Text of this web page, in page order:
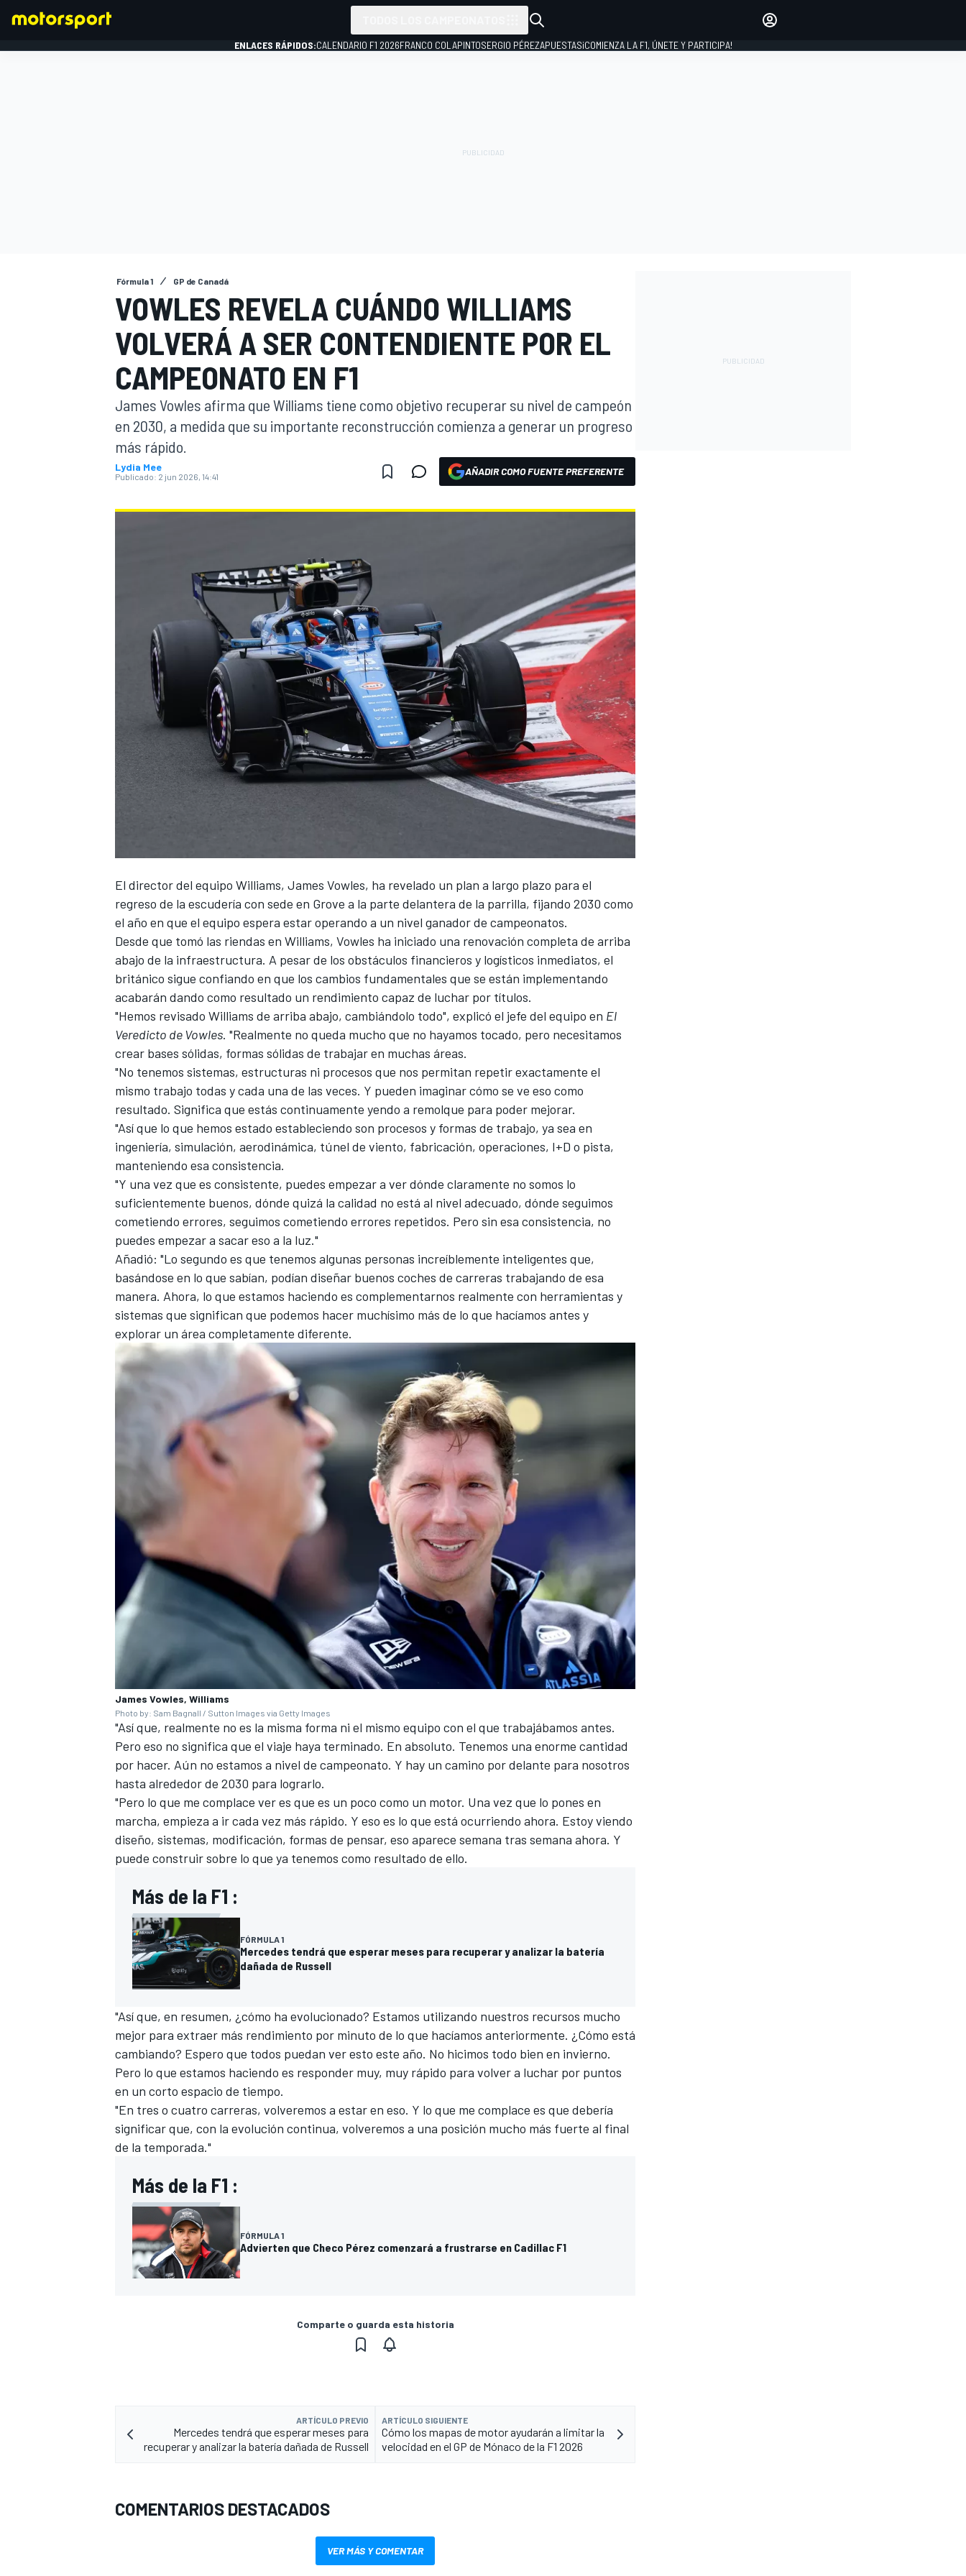
INDYCAR
NASCAR CUP
FÓRMULA E
WRC
MÁS CATEGORÍAS
INICIAR SESIÓN
ENLACES RÁPIDOS:CALENDARIO F1 2026FRANCO COLAPINTOSERGIO PÉREZAPUESTAS¡COMIENZA LA F1, ÚNETE Y PARTICIPA!
Fórmula 1 GP de Canadá
VOWLES REVELA CUÁNDO WILLIAMS
VOLVERÁ A SER CONTENDIENTE POR EL
CAMPEONATO EN F1
James Vowles afirma que Williams tiene como objetivo recuperar su nivel de campeón
en 2030, a medida que su importante reconstrucción comienza a generar un progreso
más rápido.
Lydia Mee
Publicado: 2 jun 2026, 14:41 AÑADIR COMO FUENTE PREFERENTE
El director del equipo Williams, James Vowles, ha revelado un plan a largo plazo para el
regreso de la escudería con sede en Grove a la parte delantera de la parrilla, fijando 2030 como
el año en que el equipo espera estar operando a un nivel ganador de campeonatos.
Desde que tomó las riendas en Williams, Vowles ha iniciado una renovación completa de arriba
abajo de la infraestructura. A pesar de los obstáculos financieros y logísticos inmediatos, el
británico sigue confiando en que los cambios fundamentales que se están implementando
acabarán dando como resultado un rendimiento capaz de luchar por títulos.
"Hemos revisado Williams de arriba abajo, cambiándolo todo", explicó el jefe del equipo en El
Veredicto de Vowles. "Realmente no queda mucho que no hayamos tocado, pero necesitamos
crear bases sólidas, formas sólidas de trabajar en muchas áreas.
"No tenemos sistemas, estructuras ni procesos que nos permitan repetir exactamente el
mismo trabajo todas y cada una de las veces. Y pueden imaginar cómo se ve eso como
resultado. Significa que estás continuamente yendo a remolque para poder mejorar.
"Así que lo que hemos estado estableciendo son procesos y formas de trabajo, ya sea en
ingeniería, simulación, aerodinámica, túnel de viento, fabricación, operaciones, I+D o pista,
manteniendo esa consistencia.
"Y una vez que es consistente, puedes empezar a ver dónde claramente no somos lo
suficientemente buenos, dónde quizá la calidad no está al nivel adecuado, dónde seguimos
cometiendo errores, seguimos cometiendo errores repetidos. Pero sin esa consistencia, no
puedes empezar a sacar eso a la luz."
Añadió: "Lo segundo es que tenemos algunas personas increíblemente inteligentes que,
basándose en lo que sabían, podían diseñar buenos coches de carreras trabajando de esa
manera. Ahora, lo que estamos haciendo es complementarnos realmente con herramientas y
sistemas que significan que podemos hacer muchísimo más de lo que hacíamos antes y
explorar un área completamente diferente.
James Vowles, Williams
Photo by: Sam Bagnall / Sutton Images via Getty Images
"Así que, realmente no es la misma forma ni el mismo equipo con el que trabajábamos antes.
Pero eso no significa que el viaje haya terminado. En absoluto. Tenemos una enorme cantidad
por hacer. Aún no estamos a nivel de campeonato. Y hay un camino por delante para nosotros
hasta alrededor de 2030 para lograrlo.
"Pero lo que me complace ver es que es un poco como un motor. Una vez que lo pones en
marcha, empieza a ir cada vez más rápido. Y eso es lo que está ocurriendo ahora. Estoy viendo
diseño, sistemas, modificación, formas de pensar, eso aparece semana tras semana ahora. Y
puede construir sobre lo que ya tenemos como resultado de ello.
Más de la F1 :
FÓRMULA 1
Mercedes tendrá que esperar meses para recuperar y analizar la batería
dañada de Russell
"Así que, en resumen, ¿cómo ha evolucionado? Estamos utilizando nuestros recursos mucho
mejor para extraer más rendimiento por minuto de lo que hacíamos anteriormente. ¿Cómo está
cambiando? Espero que todos puedan ver esto este año. No hicimos todo bien en invierno.
Pero lo que estamos haciendo es responder muy, muy rápido para volver a luchar por puntos
en un corto espacio de tiempo.
"En tres o cuatro carreras, volveremos a estar en eso. Y lo que me complace es que debería
significar que, con la evolución continua, volveremos a una posición mucho más fuerte al final
de la temporada."
Más de la F1 :
FÓRMULA 1
Advierten que Checo Pérez comenzará a frustrarse en Cadillac F1
Comparte o guarda esta historia
ARTÍCULO PREVIO
Mercedes tendrá que esperar meses para
recuperar y analizar la batería dañada de Russell
ARTÍCULO SIGUIENTE
Cómo los mapas de motor ayudarán a limitar la
velocidad en el GP de Mónaco de la F1 2026
COMENTARIOS DESTACADOS
VER MÁS Y COMENTAR